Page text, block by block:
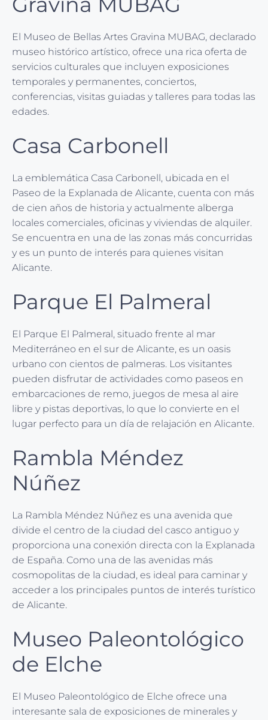
El Museo de Bellas Artes Gravina MUBAG, declarado
museo histórico artístico, ofrece una rica oferta de
servicios culturales que incluyen exposiciones
temporales y permanentes, conciertos,
conferencias, visitas guiadas y talleres para todas las
edades.
Casa Carbonell
La emblemática Casa Carbonell, ubicada en el
Paseo de la Explanada de Alicante, cuenta con más
de cien años de historia y actualmente alberga
locales comerciales, oficinas y viviendas de alquiler.
Se encuentra en una de las zonas más concurridas
y es un punto de interés para quienes visitan
Alicante.
Parque El Palmeral
El Parque El Palmeral, situado frente al mar
Mediterráneo en el sur de Alicante, es un oasis
urbano con cientos de palmeras. Los visitantes
pueden disfrutar de actividades como paseos en
embarcaciones de remo, juegos de mesa al aire
libre y pistas deportivas, lo que lo convierte en el
lugar perfecto para un día de relajación en Alicante.
Rambla Méndez
Núñez
La Rambla Méndez Núñez es una avenida que
divide el centro de la ciudad del casco antiguo y
proporciona una conexión directa con la Explanada
de España. Como una de las avenidas más
cosmopolitas de la ciudad, es ideal para caminar y
acceder a los principales puntos de interés turístico
de Alicante.
Museo Paleontológico
de Elche
El Museo Paleontológico de Elche ofrece una
interesante sala de exposiciones de minerales y